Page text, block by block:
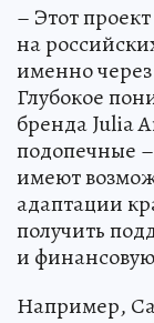
– Этот
на
именно
Глубокое
бренда Julia
подопечные
имеют
адаптации
получить
и
Например,